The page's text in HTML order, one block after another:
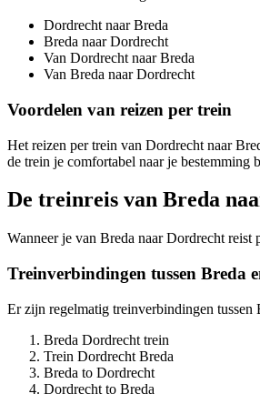
Dordrecht naar Breda
Breda naar Dordrecht
Van Dordrecht naar Breda
Van Breda naar Dordrecht
Voordelen van reizen per trein
Het reizen per trein van Dordrecht naar
de trein je comfortabel naar je bestemming
De treinreis van Breda
Wanneer je van Breda naar Dordrecht
Treinverbindingen tussen Breda
Er zijn regelmatig treinverbindingen
Breda Dordrecht trein
Trein Dordrecht Breda
Breda to Dordrecht
Dordrecht to Breda